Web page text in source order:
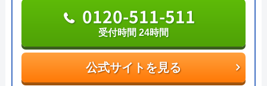
おすすめポイントとしてはこれまでの施工対応実績
は240万件以上と豊富な実績数があり、また最短5分
で業者を手配してくれて最短30分でスピード駆け付
けしてくれるところです。
公式サイトを見る
0120-511-511
受付時間 24時間